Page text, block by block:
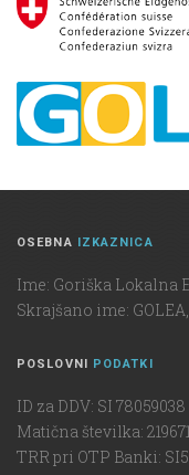
OSEBNA IZKAZNICA
Ime: Goriška Lokalna
Skrajšano ime:
POSLOVNI PODATKI
ID za DDV: SI 78059038
Matična številka:
TRR pri OTP Banki: